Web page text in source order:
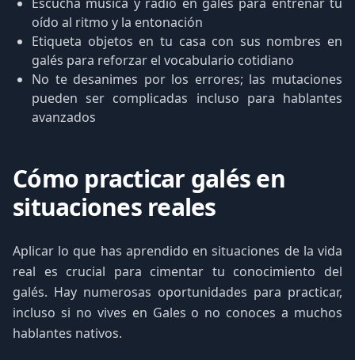
oído al ritmo y la entonación
Etiqueta objetos en tu casa con sus nombres en
galés para reforzar el vocabulario cotidiano
No te desanimes por los errores; las mutaciones
pueden ser complicadas incluso para hablantes
avanzados
Cómo practicar galés en
situaciones reales
Aplicar lo que has aprendido en situaciones de la vida
real es crucial para cimentar tu conocimiento del
galés. Hay numerosas oportunidades para practicar,
incluso si no vives en Gales o no conoces a muchos
hablantes nativos.